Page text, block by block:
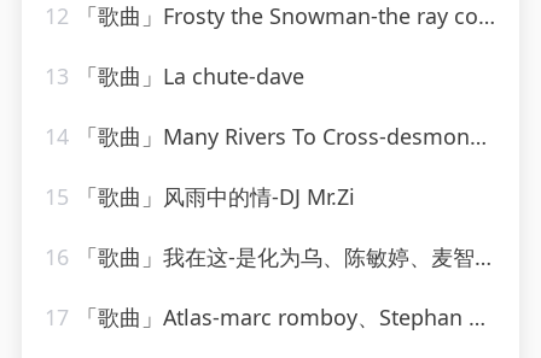
12 「歌曲」Frosty the Snowman-the ray conniff singers
13 「歌曲」La chute-dave
14 「歌曲」Many Rivers To Cross-desmond dekker
15 「歌曲」风雨中的情-DJ Mr.Zi
16 「歌曲」我在这-是化为乌、陈敏婷、麦智钧
17 「歌曲」Atlas-marc romboy、Stephan Bodzin